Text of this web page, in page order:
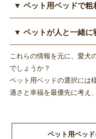
クッション性や通気性、粗
けましょう。
ベッドの形や置き場所には
も入らない場合は変えてみ
病院を受診するペットは多
けましょう。
他には、素材を破れにくい
さん体を動かしてストレス
ましょう。
▼ ペット用ベッドで粗
猫は汚れたトイレを使いた
子犬、子猫やシニア期のペ
にするのがベストですが、
いて、その上にバスタオ
ょう。
▼ ペットが人と一緒に
しょう。
これらの情報を元に、愛犬
でしょうか？
ペット用ベッドの選択には
適さと幸福を最優先に考え
ペット用ベッ